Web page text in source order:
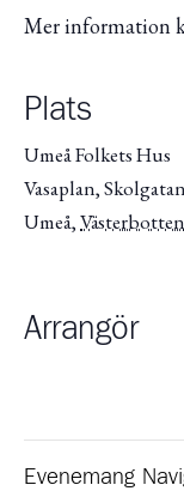
Mer information
Plats
Umeå Folkets Hus
Vasaplan,
Umeå,Västerbotten
Arrangör
Evenemang